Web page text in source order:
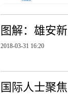
图解：雄安
2018-03-31 16:20
国际人士聚